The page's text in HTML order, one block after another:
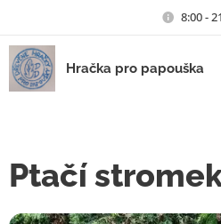
8:00 -
Hračka pro papouška
Ptačí